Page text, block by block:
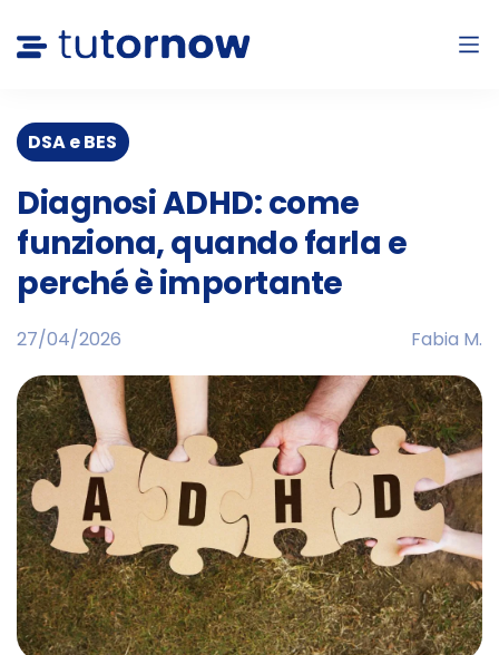
DSA e BES
Diagnosi ADHD: come
funziona, quando farla e
perché è importante
27/04/2026 Fabia M.